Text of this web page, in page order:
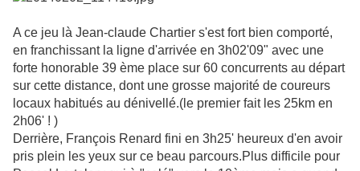
A ce jeu là Jean-claude Chartier s'est fort bien comporté,
en franchissant la ligne d'arrivée en 3h02'09" avec une
forte honorable 39 ème place sur 60 concurrents au départ
sur cette distance, dont une grosse majorité de coureurs
locaux habitués au dénivellé.(le premier fait les 25km en
2h06' ! )
Derrière, François Renard fini en 3h25' heureux d'en avoir
pris plein les yeux sur ce beau parcours.Plus difficile pour